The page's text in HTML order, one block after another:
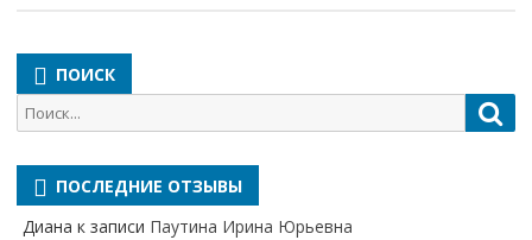
ПОИСК
Поиск
для:
ПОСЛЕДНИЕ ОТЗЫВЫ
Диана к записи Паутина Ирина Юрьевна